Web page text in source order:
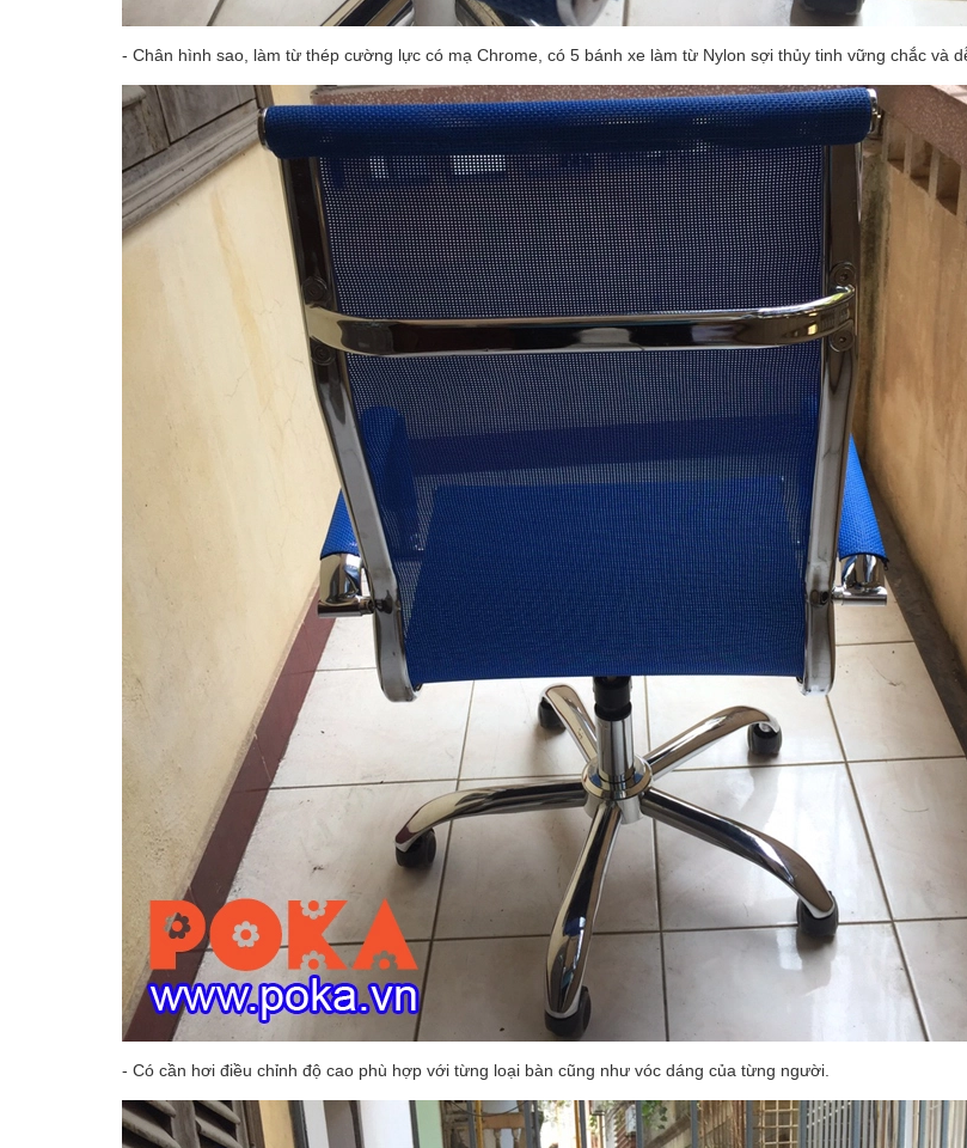
- Chân hình sao, làm từ thép cường lực có mạ Chrome, có 5 bánh xe làm từ Nylon sợi thủy tinh vững chắc và
- Có cần hơi điều chỉnh độ cao phù hợp với từng loại bàn cũng như vóc dáng của từng người.